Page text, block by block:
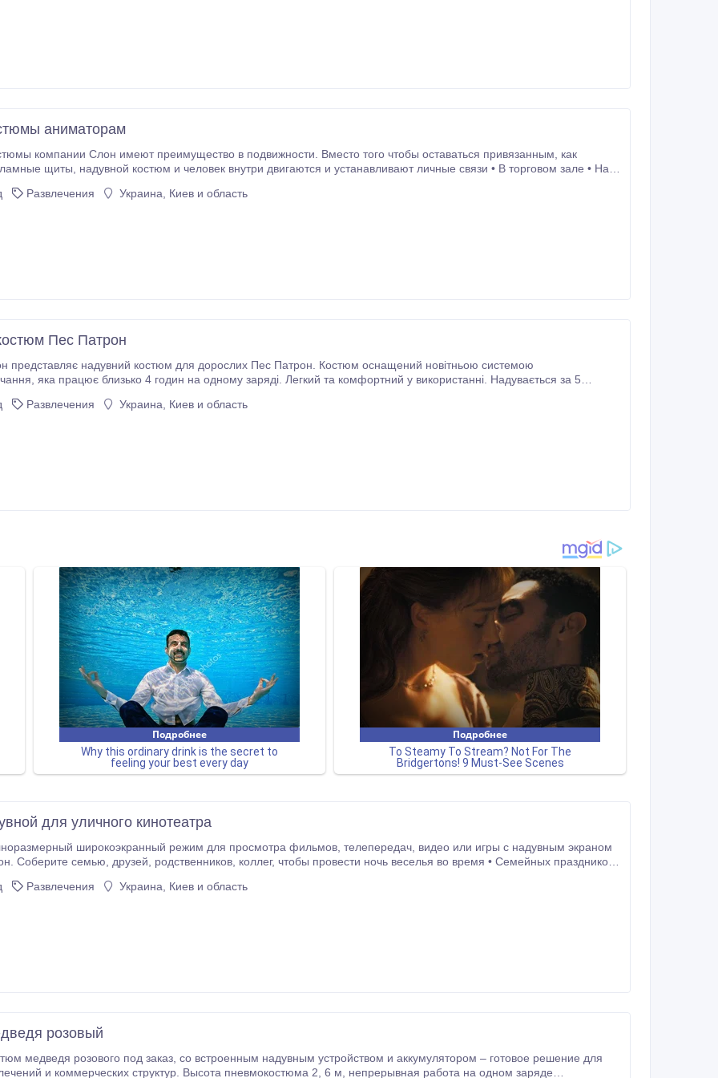
аниматорам
компании Слон имеют преимущество в подвижности. Вместо того чтобы оставаться привязанным, как
Развлечения Украина, Киев и область
Пес Патрон
представляє надувний костюм для дорослих Пес Патрон. Костюм оснащений новітньою системою
у використанні. Надувається за 5
Развлечения Украина, Киев и область
для уличного кинотеатра
широкоэкранный режим для просмотра фильмов, телепередач, видео или игры с надувным экраном
праздников
из ткани Оксфорд 340D и 600D, рабочаяРазвлечения Украина, Киев и область
розовый
заказ, со встроенным надувным устройством и аккумулятором – готовое решение для
структур. Высота пневмокостюма 2, 6 м, непрерывная работа на одном заряде